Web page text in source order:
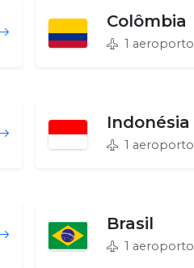
Colômbia
1 aeroporto
Indonésia
1 aeroporto
Brasil
1 aeroporto